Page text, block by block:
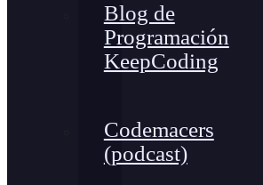
Blog de
Programación
KeepCoding
Codemacers
(podcast)